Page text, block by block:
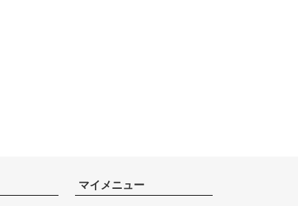
マイメニュー